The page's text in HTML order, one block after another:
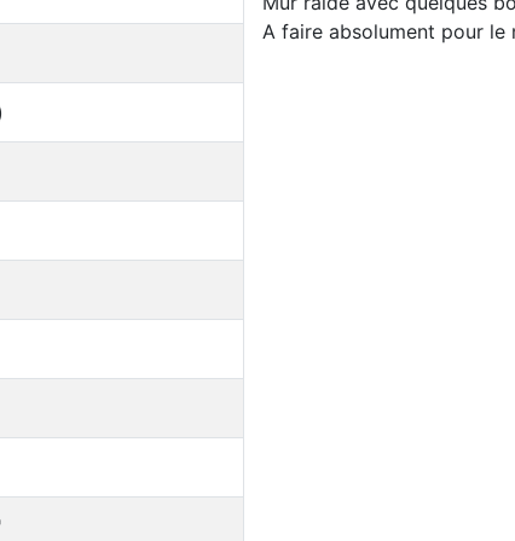
A faire absolument pour le